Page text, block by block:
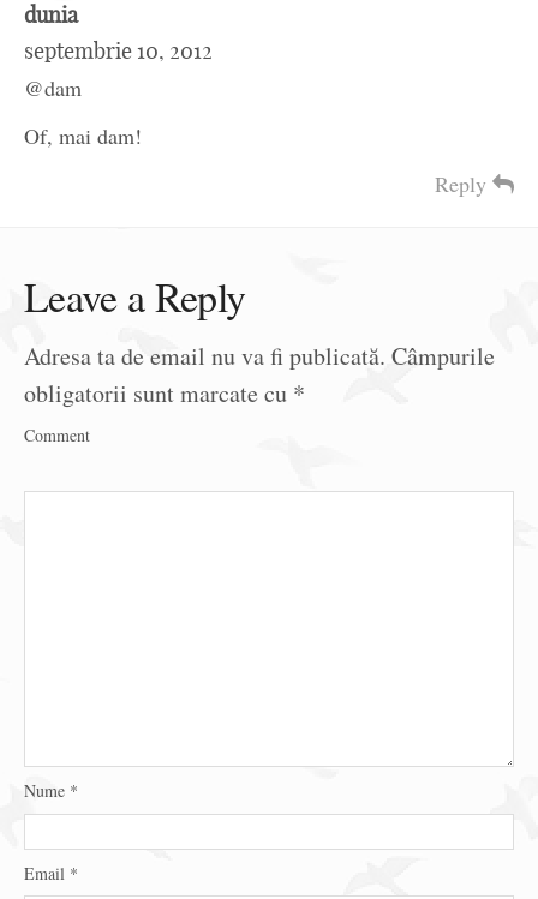
dunia
septembrie 10, 2012
@dam
Of, mai dam!
Reply
Leave a Reply
Adresa ta de email nu va fi publicată. Câmpurile
obligatorii sunt marcate cu *
Comment
Nume *
Email *